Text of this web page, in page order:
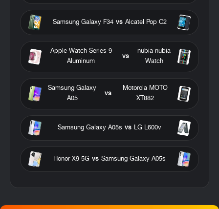
Alcatel Pop C2
vs
Samsung Galaxy F34
nubia nubia
Watch
vs
Apple Watch Series 9
Aluminum
Motorola MOTO
XT882
vs
Samsung Galaxy
A05
LG L600v
vs
Samsung Galaxy A05s
Samsung Galaxy A05s
vs
Honor X9 5G